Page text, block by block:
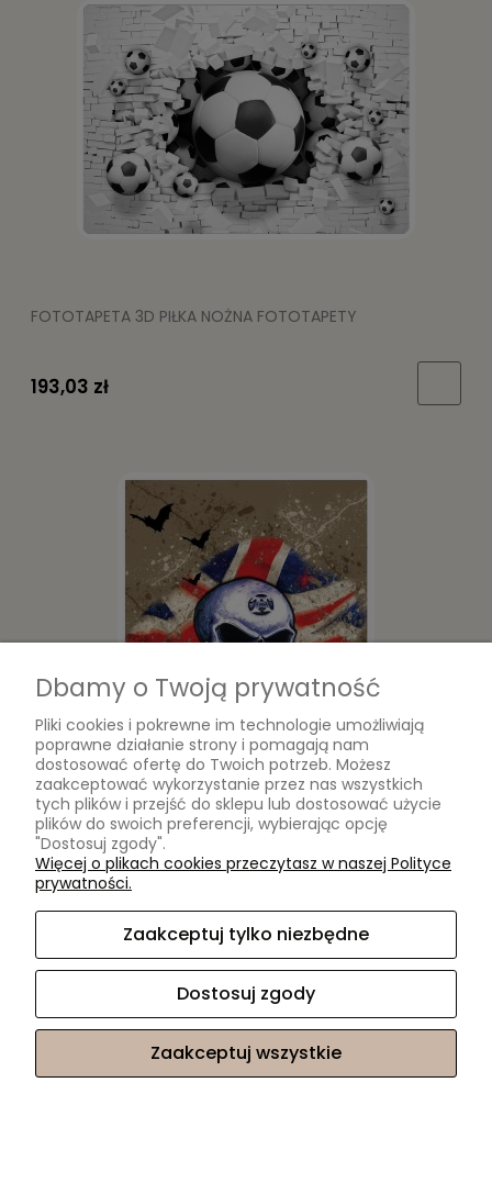
FOTOTAPETA 3D PIŁKA NOŻNA FOTOTAPETY
193,03 zł
FOTOTAPETA DO POKOJU MŁODZIEŻOWEGO
Dbamy o Twoją prywatność
Pliki cookies i pokrewne im technologie umożliwiają
poprawne działanie strony i pomagają nam
dostosować ofertę do Twoich potrzeb. Możesz
zaakceptować wykorzystanie przez nas wszystkich
tych plików i przejść do sklepu lub dostosować użycie
plików do swoich preferencji, wybierając opcję
"Dostosuj zgody".
Więcej o plikach cookies przeczytasz w naszej Polityce
prywatności.
Zaakceptuj tylko niezbędne
Dostosuj zgody
Zaakceptuj wszystkie